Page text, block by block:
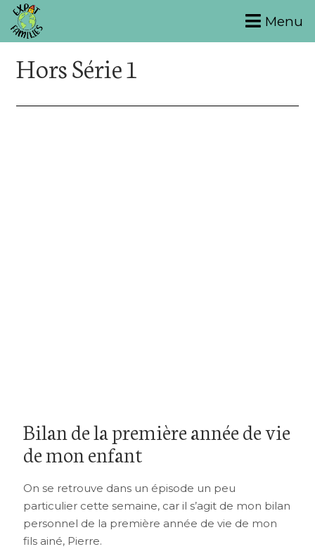
Menu
Hors Série 1
Bilan de la première année de vie
de mon enfant
On se retrouve dans un épisode un peu
particulier cette semaine, car il s’agit de mon bilan
personnel de la première année de vie de mon
fils ainé, Pierre.